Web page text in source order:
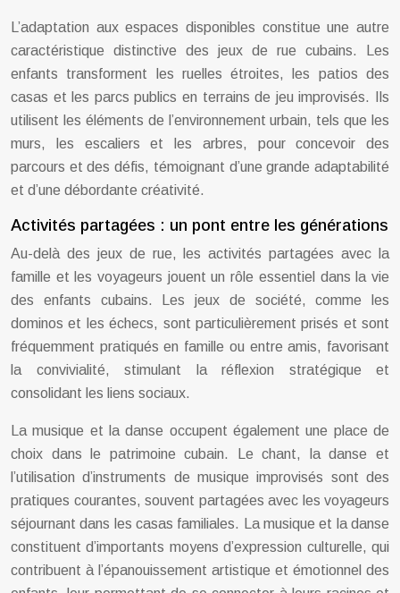
L’adaptation aux espaces disponibles constitue une autre
caractéristique distinctive des jeux de rue cubains. Les
enfants transforment les ruelles étroites, les patios des
casas et les parcs publics en terrains de jeu improvisés. Ils
utilisent les éléments de l’environnement urbain, tels que les
murs, les escaliers et les arbres, pour concevoir des
parcours et des défis, témoignant d’une grande adaptabilité
et d’une débordante créativité.
Activités partagées : un pont entre les générations
Au-delà des jeux de rue, les activités partagées avec la
famille et les voyageurs jouent un rôle essentiel dans la vie
des enfants cubains. Les jeux de société, comme les
dominos et les échecs, sont particulièrement prisés et sont
fréquemment pratiqués en famille ou entre amis, favorisant
la convivialité, stimulant la réflexion stratégique et
consolidant les liens sociaux.
La musique et la danse occupent également une place de
choix dans le patrimoine cubain. Le chant, la danse et
l’utilisation d’instruments de musique improvisés sont des
pratiques courantes, souvent partagées avec les voyageurs
séjournant dans les casas familiales. La musique et la danse
constituent d’importants moyens d’expression culturelle, qui
contribuent à l’épanouissement artistique et émotionnel des